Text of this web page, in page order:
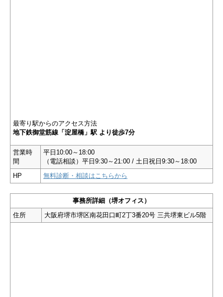
最寄り駅からのアクセス方法
地下鉄御堂筋線「淀屋橋」駅 より徒歩7分
営業時
間
平日10:00～18:00
（電話相談）平日9:30～21:00 / 土日祝日9:30～18:00
HP
無料診断・相談はこちらから
事務所詳細（堺オフィス）
住所
大阪府堺市堺区南花田口町2丁3番20号 三共堺東ビル5階